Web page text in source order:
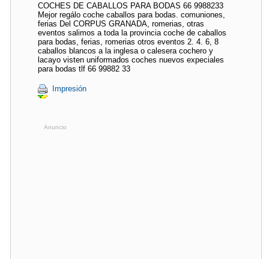
COCHES DE CABALLOS PARA BODAS 66 9988233
Mejor regálo coche caballos para bodas. comuniones,
ferias Del CORPUS GRANADA, romerias, otras
eventos salimos a toda la provincia coche de caballos
para bodas, ferias, romerias otros eventos 2. 4. 6, 8
caballos blancos a la inglesa o calesera cochero y
lacayo visten uniformados coches nuevos expeciales
para bodas tlf 66 99882 33
Impresión
Anuncio